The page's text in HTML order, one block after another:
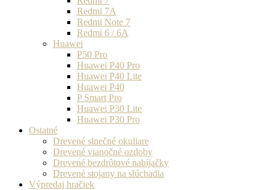
Redmi 7A
Redmi Note 7
Redmi 6 / 6A
Huawei
P50 Pro
Huawei P40 Pro
Huawei P40 Lite
Huawei P40
P Smart Pro
Huawei P30 Lite
Huawei P30 Pro
Ostatné
Drevené slnečné okuliare
Drevené vianočné ozdoby
Drevené bezdrôtové nabíjačky
Drevené stojany na slúchadla
Výpredaj hračiek